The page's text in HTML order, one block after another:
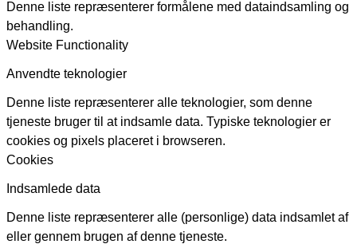
Denne liste repræsenterer formålene med dataindsamling og
behandling.
Website Functionality
Anvendte teknologier
Denne liste repræsenterer alle teknologier, som denne
tjeneste bruger til at indsamle data. Typiske teknologier er
cookies og pixels placeret i browseren.
Cookies
Indsamlede data
Denne liste repræsenterer alle (personlige) data indsamlet af
eller gennem brugen af denne tjeneste.